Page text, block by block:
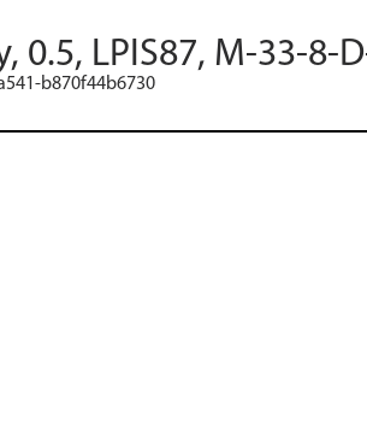
0.5, LPIS87, M-33-8-
b870f44b6730